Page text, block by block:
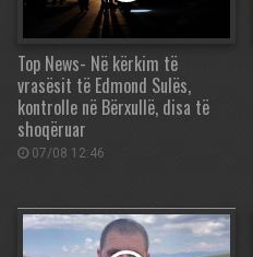
Top News- Në kërkim të
vrasësit të Edmond Sulës,
kontrolle në Bërxullë, disa të
shoqëruar
07/08 12:46